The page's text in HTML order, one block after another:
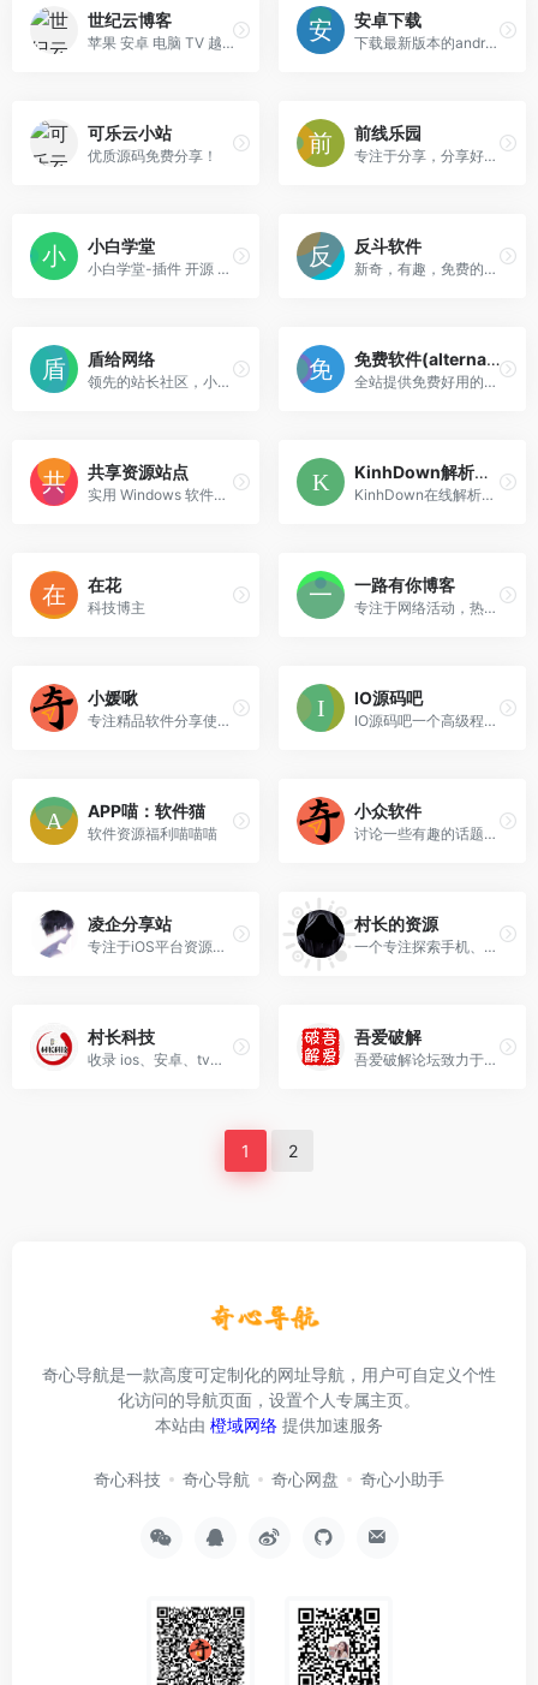
世纪云博客
苹果 安卓 电脑 TV 越狱工具 众多破解软件资源分享站
安卓下载
下载最新版本的android应用程序和游戏
可乐云小站
优质源码免费分享！
前线乐园
专注于分享，分享好资源
小白学堂
小白学堂-插件 开源 资源
反斗软件
新奇，有趣，免费的软件下载站
盾给网络
领先的站长社区，小白站长建站教程交流平台
免费软件(alternativeto)
全站提供免费好用的软件下载
共享资源站点
实用 Windows 软件收集
KinhDown解析下载
KinhDown在线解析，支持百度网盘、迅雷网盘、阿里云网盘
在花
科技博主
一路有你博客
专注于网络活动，热门电影，精品软件，有趣的游戏推荐
小媛啾
专注精品软件分享使用及实用系统工具的科技博客
IO源码吧
IO源码吧一个高级程序员模板开发平台，专注dedecms模板开发及WordPress模板制作。
APP喵：软件猫
软件资源福利喵喵喵
小众软件
讨论一些有趣的话题，你也可以来开分版
凌企分享站
专注于iOS平台资源分享
村长的资源
一个专注探索手机、电脑，TV等黑科技的公众号！也是致力于为大家的生活、工作、学习提供更多价值的公众号
村长科技
收录 ios、安卓、tv、 pc等实用破解软件App
吾爱破解
吾爱破解论坛致力于软件加密解密
1 2
奇心导航是一款高度可定制化的网址导航，用户可自定义个性
化访问的导航页面，设置个人专属主页。
本站由 橙域网络 提供加速服务
奇心科技 奇心导航 奇心网盘 奇心小助手